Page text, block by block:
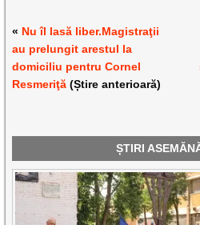
« Nu îl lasă liber.Magistraţii
au prelungit arestul la
domiciliu pentru Cornel
Resmeriţă (Știre anterioară)
ȘTIRI